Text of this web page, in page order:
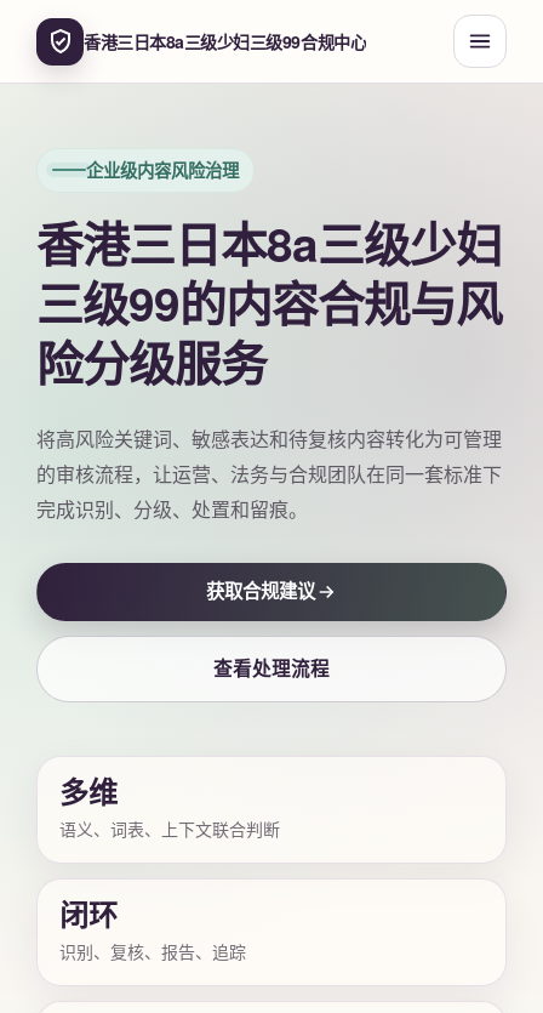
香港三日本8a三级少妇三级99合规中心
企业级内容风险治理
香港三日本8a三级少妇
三级99的内容合规与风
险分级服务
将高风险关键词、敏感表达和待复核内容转化为可管理
的审核流程，让运营、法务与合规团队在同一套标准下
完成识别、分级、处置和留痕。
获取合规建议
查看处理流程
多维
语义、词表、上下文联合判断
闭环
识别、复核、报告、追踪